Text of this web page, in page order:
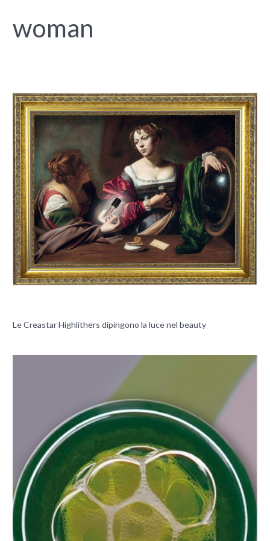
woman
Le Creastar Highlithers dipingono la luce nel beauty